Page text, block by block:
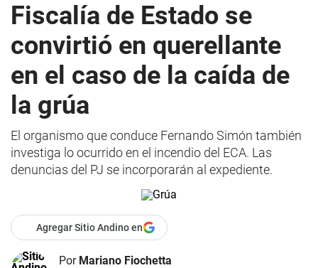
Fiscalía de Estado se
convirtió en querellante
en el caso de la caída de
la grúa
El organismo que conduce Fernando Simón también
investiga lo ocurrido en el incendio del ECA. Las
denuncias del PJ se incorporarán al expediente.
Agregar Sitio Andino en
Por Mariano Fiochetta